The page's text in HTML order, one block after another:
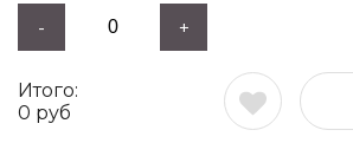
- +
0 руб